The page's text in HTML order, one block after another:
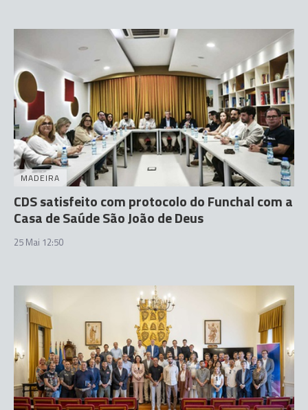
MADEIRA
CDS satisfeito com protocolo do Funchal com a
Casa de Saúde São João de Deus
25 Mai 12:50